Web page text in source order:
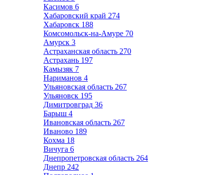
Касимов 6
Хабаровский край 274
Хабаровск 188
Комсомольск-на-Амуре 70
Амурск 3
Астраханская область 270
Астрахань 197
Камызяк 7
Нариманов 4
Ульяновская область 267
Ульяновск 195
Димитровград 36
Барыш 4
Ивановская область 267
Иваново 189
Кохма 18
Вичуга 6
Днепропетровская область 264
Днепр 242